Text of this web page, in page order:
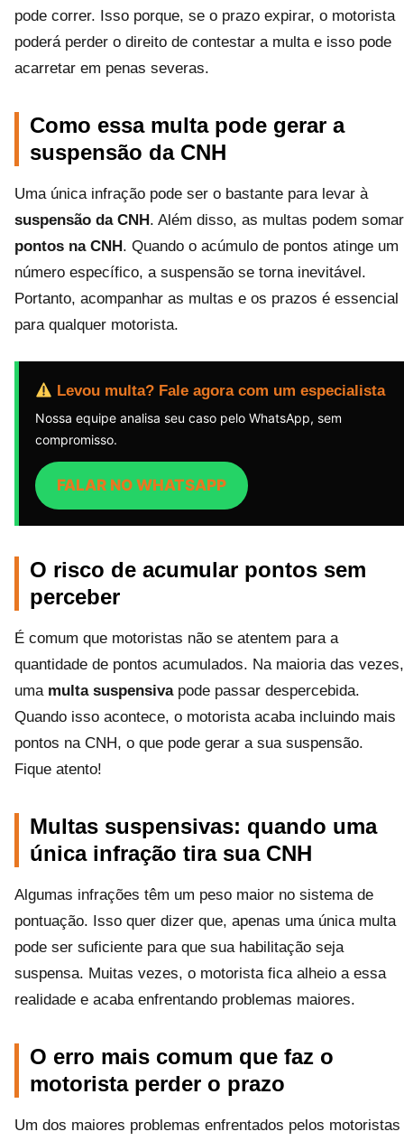
pode correr. Isso porque, se o prazo expirar, o motorista
poderá perder o direito de contestar a multa e isso pode
acarretar em penas severas.
Como essa multa pode gerar a
suspensão da CNH
Uma única infração pode ser o bastante para levar à
suspensão da CNH . Além disso, as multas podem somar
pontos na CNH . Quando o acúmulo de pontos atinge um
número específico, a suspensão se torna inevitável.
Portanto, acompanhar as multas e os prazos é essencial
para qualquer motorista.
Levou multa? Fale agora com um especialista
Nossa equipe analisa seu caso pelo WhatsApp, sem
compromisso.
FALAR NO WHATSAPP
O risco de acumular pontos sem
perceber
É comum que motoristas não se atentem para a
quantidade de pontos acumulados. Na maioria das vezes,
uma multa suspensivapode passar despercebida.
Quando isso acontece, o motorista acaba incluindo mais
pontos na CNH, o que pode gerar a sua suspensão.
Fique atento!
Multas suspensivas: quando uma
única infração tira sua CNH
Algumas infrações têm um peso maior no sistema de
pontuação. Isso quer dizer que, apenas uma única multa
pode ser suficiente para que sua habilitação seja
suspensa. Muitas vezes, o motorista fica alheio a essa
realidade e acaba enfrentando problemas maiores.
O erro mais comum que faz o
motorista perder o prazo
Um dos maiores problemas enfrentados pelos motoristas